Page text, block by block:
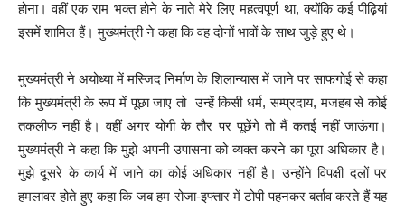
होना। वहीं एक राम भक्त होने के नाते मेरे लिए महत्वपूर्ण था, क्योंकि कई पीढ़ियां
इसमें शामिल हैं। मुख्यमंत्री ने कहा कि वह दोनों भावों के साथ जुड़े हुए थे।
मुख्यमंत्री ने अयोध्या में मस्जिद निर्माण के शिलान्यास में जाने पर साफगोई से कहा
कि मुख्यमंत्री के रूप में पूछा जाए तो उन्हें किसी धर्म, सम्प्रदाय, मजहब से कोई
तकलीफ नहीं है। वहीं अगर योगी के तौर पर पूछेंगे तो मैं कतई नहीं जाऊंगा।
मुख्यमंत्री ने कहा​ कि मुझे अपनी उपासना को व्यक्त करने का पूरा अधिकार है।
मुझे दूसरे के कार्य में जाने का कोई अधिकार नहीं है। उन्होंने विपक्षी दलों पर
हमलावर होते हुए कहा कि जब हम रोजा-इफ्तार में टोपी पहनकर बर्ताव करते हैं यह